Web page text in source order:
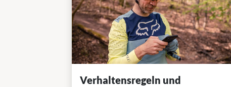
Verhaltensregeln und